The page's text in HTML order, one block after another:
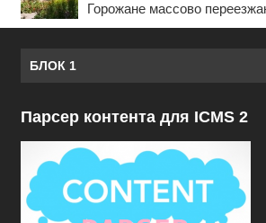
Горожане массово
БЛОК 1
Парсер контента для ICMS 2